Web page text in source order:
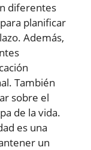
diferentes
planificar
Además,
También
sobre el
de la vida.
es una
un